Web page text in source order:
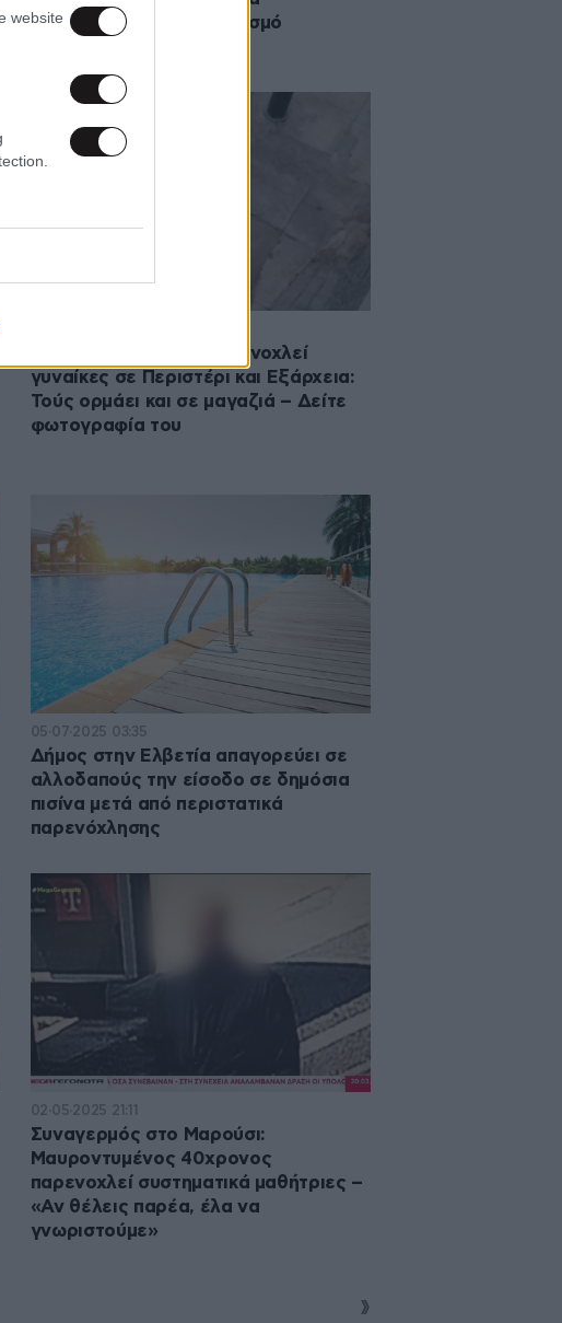
website
παρενόχληση και εκφοβισμό
Ξυπόλητος άνδρας παρενοχλεί
γυναίκες σε Περιστέρι και Εξάρχεια:
Τούς ορμάει και σε μαγαζιά – Δείτε
φωτογραφία του
05·07·2025 03:35
Δήμος στην Ελβετία απαγορεύει σε
αλλοδαπούς την είσοδο σε δημόσια
πισίνα μετά από περιστατικά
παρενόχλησης
02·05·2025 21:11
Συναγερμός στο Μαρούσι:
Μαυροντυμένος 40χρονος
παρενοχλεί συστηματικά μαθήτριες –
«Αν θέλεις παρέα, έλα να
γνωριστούμε»